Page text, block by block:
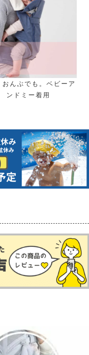
おんぶでも。ベビーア
ンドミー着用